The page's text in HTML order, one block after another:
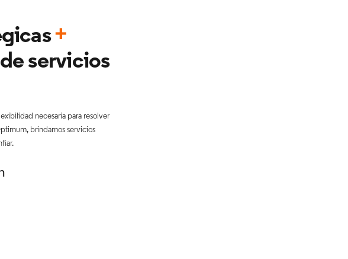
+
servicios
necesaria para resolver
brindamos servicios